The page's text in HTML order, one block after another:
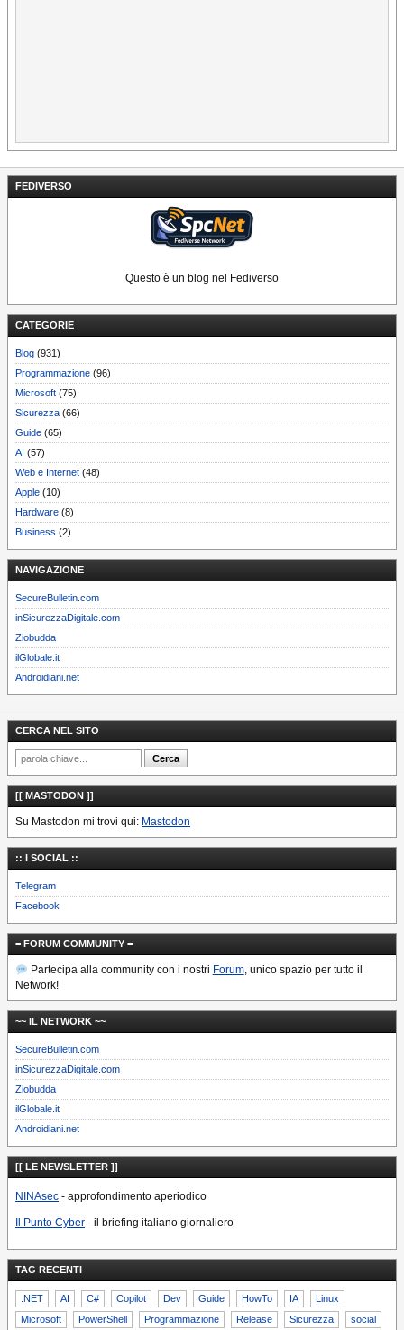
FEDIVERSO
Questo è un blog nel Fediverso
CATEGORIE
Blog (931)
Programmazione (96)
Microsoft (75)
Sicurezza (66)
Guide (65)
AI (57)
Web e Internet (48)
Apple (10)
Hardware (8)
Business (2)
NAVIGAZIONE
SecureBulletin.com
inSicurezzaDigitale.com
Ziobudda
ilGlobale.it
Androidiani.net
CERCA NEL SITO
[[ MASTODON ]]
Su Mastodon mi trovi qui: Mastodon
:: I SOCIAL ::
Telegram
Facebook
= FORUM COMMUNITY =
Partecipa alla community con i nostri Forum, unico spazio per tutto il
Network!
~~ IL NETWORK ~~
SecureBulletin.com
inSicurezzaDigitale.com
Ziobudda
ilGlobale.it
Androidiani.net
[[ LE NEWSLETTER ]]
NINAsec - approfondimento aperiodico
Il Punto Cyber - il briefing italiano giornaliero
TAG RECENTI
.NET AI C# Copilot Dev Guide HowTo IA
Linux
Microsoft
PowerShell Programmazione Release Sicurezza social